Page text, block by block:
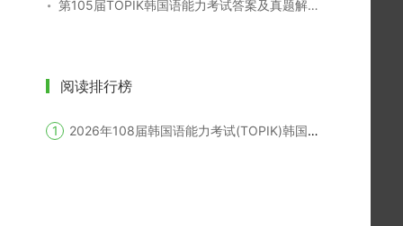
第105届TOPIK韩国语能力考试答案及真题解析汇总
阅读排行榜
2026年108届韩国语能力考试(TOPIK)韩国报名时间